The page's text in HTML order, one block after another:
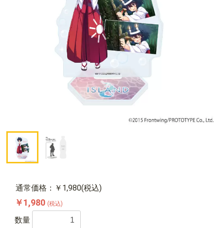
通常価格：￥1,980(税込)
￥1,980 (税込)
数量